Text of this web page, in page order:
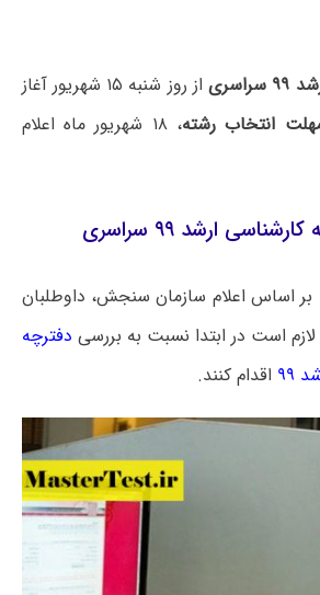
از روز شنبه ۱۵ شهریور آغاز
انتخاب رشته
، ۱۸ شهریور ماه اعلام
ارشد ۹۹ سراسری
بر اساس اعلام سازمان سنجش، داوطلبان
است در ابتدا نسبت به بررسی دفترچه
اقدام کنند.